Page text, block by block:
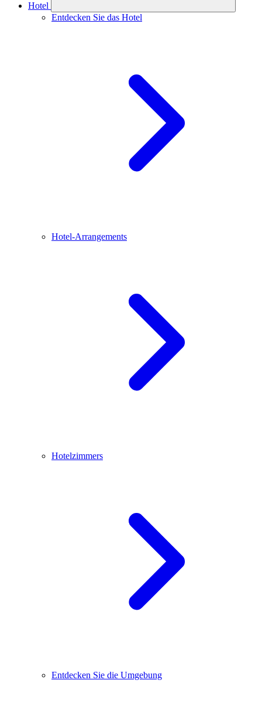
Hotel
Entdecken Sie das Hotel
Hotel-Arrangements
Hotelzimmers
Entdecken Sie die Umgebung